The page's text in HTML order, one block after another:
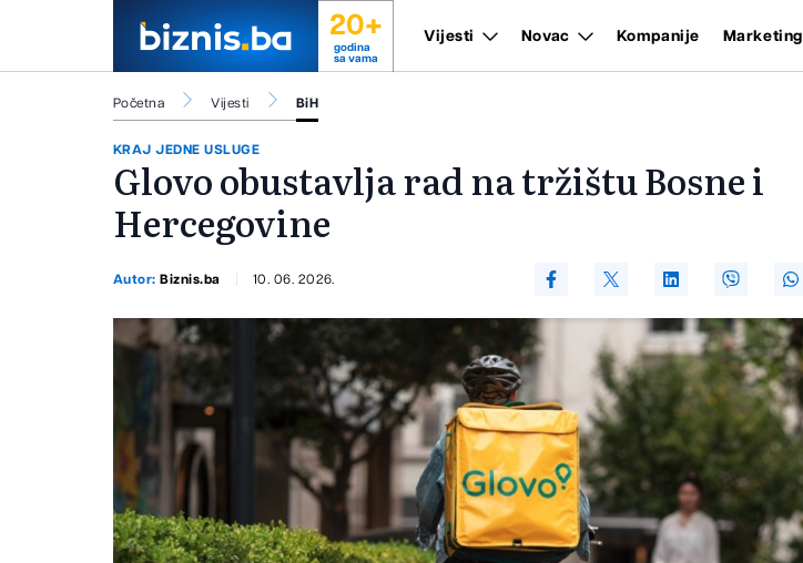
20+
godina
sa vama
Vijesti Novac Kompanije Marketing
Početna Vijesti BiH
KRAJ JEDNE USLUGE
Glovo obustavlja rad na tržištu Bosne i
Hercegovine
Autor:Biznis.ba 10. 06. 2026.